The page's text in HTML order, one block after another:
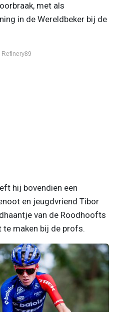
met als
in de Wereldbeker bij de
hij bovendien een
en jeugdvriend Tibor
van de Roodhoofts
maken bij de profs.